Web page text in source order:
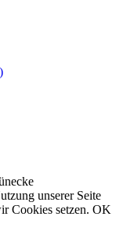
unserer Seite
Cookies setzen. OK